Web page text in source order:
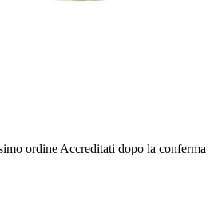
ordine Accreditati dopo la conferma